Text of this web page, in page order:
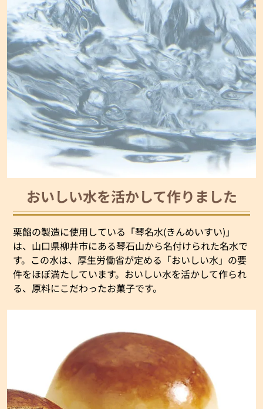
おいしい水を活かして作りました
栗餡の製造に使用している「琴名水(きんめいすい)」
は、山口県柳井市にある琴石山から名付けられた名水で
す。この水は、厚生労働省が定める「おいしい水」の要
件をほぼ満たしています。おいしい水を活かして作られ
る、原料にこだわったお菓子です。